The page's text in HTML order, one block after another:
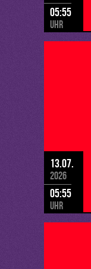
05:55
Uhr
13.07.
2026
05:55
Uhr